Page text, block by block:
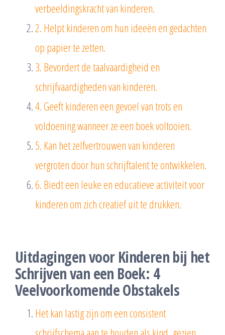
verbeeldingskracht van kinderen.
2. Helpt kinderen om hun ideeën en gedachten
op papier te zetten.
3. Bevordert de taalvaardigheid en
schrijfvaardigheden van kinderen.
4. Geeft kinderen een gevoel van trots en
voldoening wanneer ze een boek voltooien.
5. Kan het zelfvertrouwen van kinderen
vergroten door hun schrijftalent te ontwikkelen.
6. Biedt een leuke en educatieve activiteit voor
kinderen om zich creatief uit te drukken.
Uitdagingen voor Kinderen bij het
Schrijven van een Boek: 4
Veelvoorkomende Obstakels
Het kan lastig zijn om een consistent